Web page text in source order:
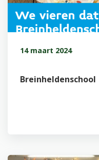
14 maart 2024
Breinheldenschool